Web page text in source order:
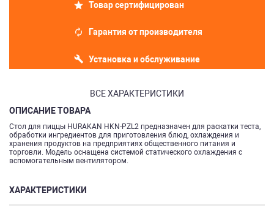
Товар сертифицирован
Гарантия от производителя
Установка и обслуживание
ВСЕ ХАРАКТЕРИСТИКИ
ОПИСАНИЕ ТОВАРА
Стол для пиццы HURAKAN HKN-PZL2 предназначен для раскатки теста,
обработки ингредиентов для приготовления блюд, охлаждения и
хранения продуктов на предприятиях общественного питания и
торговли. Модель оснащена системой статического охлаждения с
вспомогательным вентилятором.
ХАРАКТЕРИСТИКИ